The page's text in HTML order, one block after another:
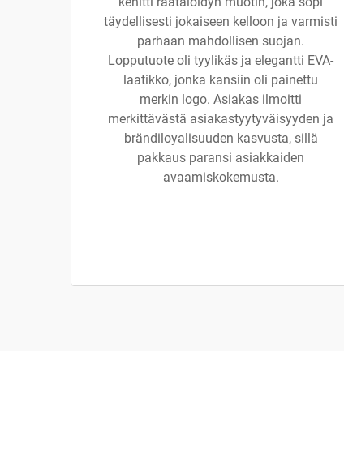
täydellisesti jokaiseen kelloon ja varmisti
parhaan mahdollisen suojan.
Lopputuote oli tyylikäs ja elegantti EVA-
laatikko, jonka kansiin oli painettu
merkin logo. Asiakas ilmoitti
merkittävästä asiakastyytyväisyyden ja
brändiloyalisuuden kasvusta, sillä
pakkaus paransi asiakkaiden
avaamiskokemusta.